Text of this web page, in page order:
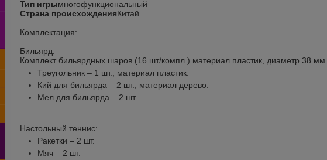
Тип игрымногофункциональный
Страна происхожденияКитай
Комплектация:
Бильярд:
Комплект бильярдных шаров (16 шт/компл.) материал пластик, диаметр 38 мм.
Треугольник – 1 шт., материал пластик.
Кий для бильярда – 2 шт., материал дерево.
Мел для бильярда – 2 шт.
Настольный теннис:
Ракетки – 2 шт.
Мяч – 2 шт.